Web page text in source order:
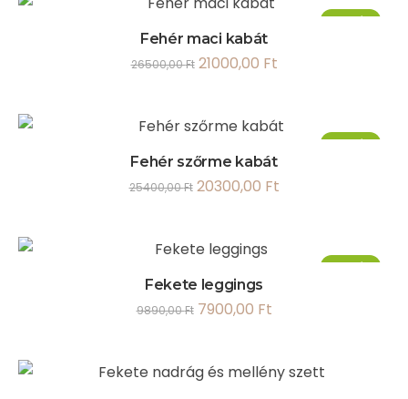
Akció!
Fehér maci kabát
26500,00Ft 21000,00 Ft
Akció!
Fehér szőrme kabát
25400,00Ft 20300,00 Ft
Akció!
Fekete leggings
9890,00Ft 7900,00 Ft